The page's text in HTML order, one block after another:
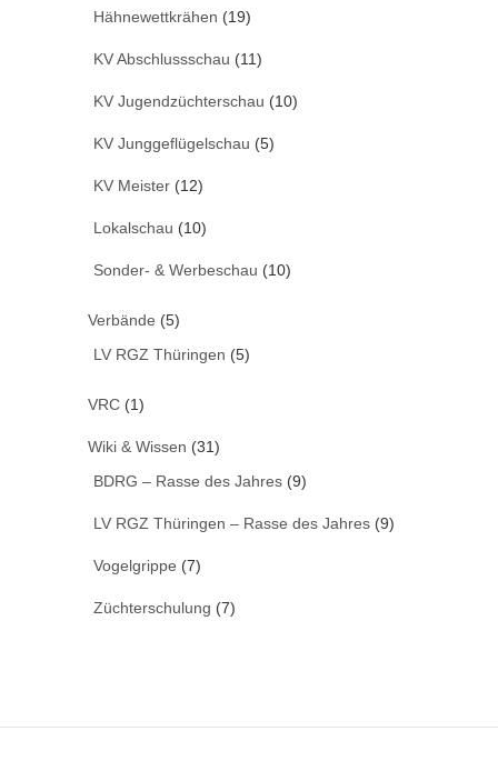
Hähnewettkrähen (19)
KV Abschlussschau (11)
KV Jugendzüchterschau (10)
KV Junggeflügelschau (5)
KV Meister (12)
Lokalschau (10)
Sonder- & Werbeschau (10)
Verbände (5)
LV RGZ Thüringen (5)
VRC (1)
Wiki & Wissen (31)
BDRG – Rasse des Jahres (9)
LV RGZ Thüringen – Rasse des Jahres (9)
Vogelgrippe (7)
Züchterschulung (7)